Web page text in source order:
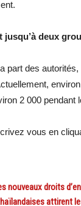
deux
part des
2 000 pendant
vez vous en
nouveaux droits
attirent